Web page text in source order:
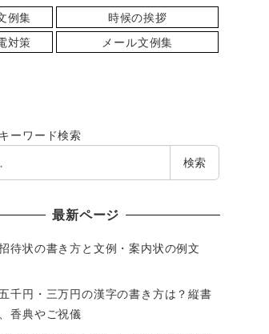
例集
時候の挨拶
対策 メール文例集
ーワード検索
検索
最新ページ
待状の書き方と文例・案内状の例文
千円・三万円の漢字の書き方は？縦書
香典やご祝儀